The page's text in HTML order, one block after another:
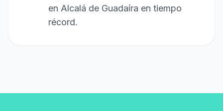
en Alcalá de Guadaíra en tiempo
récord.